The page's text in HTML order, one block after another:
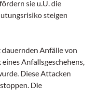
sie u.U. die
steigen
Anfälle von
Anfallsgeschehens,
Diese Attacken
stoppen. Die